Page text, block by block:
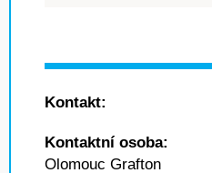
Kontakt:
Kontaktní osoba:
Olomouc Grafton